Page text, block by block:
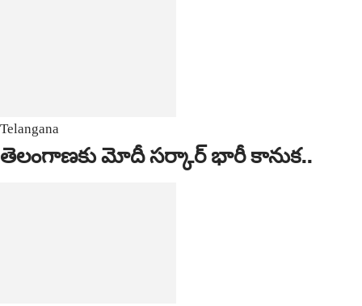
Telangana
తెలంగాణకు మోదీ సర్కార్ భారీ కానుక..